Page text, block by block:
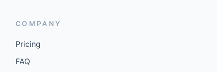
COMPANY
Pricing
FAQ